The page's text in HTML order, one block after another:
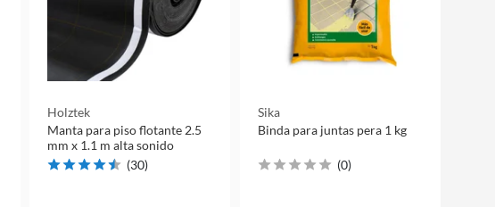
Holztek
Manta para piso flotante 2.5
mm x 1.1 m alta sonido
(30)
Sika
Binda para juntas pera 1 kg
(0)